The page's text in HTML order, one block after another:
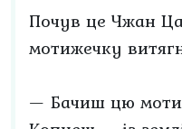
Почув це Чжан
мотижечку
— Бачиш цю